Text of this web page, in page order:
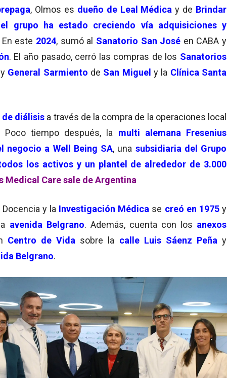
, Olmos es dueño de Leal Médicay de Brindar
el grupo ha estado creciendo vía adquisiciones y
En este 2024, sumó al Sanatorio San José en CABA y
. El año pasado, cerró las compras de los Sanatorios
General Sarmiento de San Miguel y la Clínica Santa
diálisis a través de la compra de la operaciones local
Poco tiempo después, la multi alemana Fresenius
negocio a Well Being SA, una subsidiaria del Grupo
los activos y un plantel de alrededor de 3.000
Medical Care sale de Argentina
Docencia y la Investigación Médica se creó en 1975 y
avenida Belgrano. Además, cuenta con los anexos
Centro de Vida sobre la calle Luis Sáenz Peña y
Belgrano.